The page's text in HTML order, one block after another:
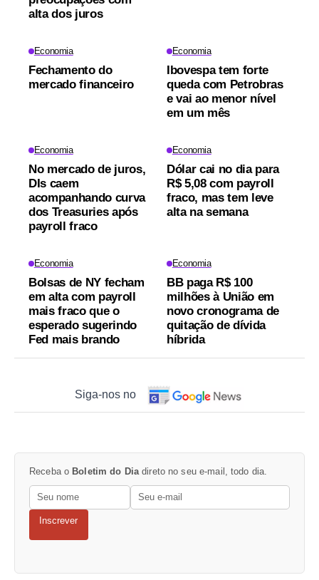
alta dos juros
Economia
Fechamento do
mercado financeiro
Economia
Ibovespa tem forte
queda com Petrobras
e vai ao menor nível
em um mês
Economia
No mercado de juros,
DIs caem
acompanhando curva
dos Treasuries após
payroll fraco
Economia
Dólar cai no dia para
R$ 5,08 com payroll
fraco, mas tem leve
alta na semana
Economia
Bolsas de NY fecham
em alta com payroll
mais fraco que o
esperado sugerindo
Fed mais brando
Economia
BB paga R$ 100
milhões à União em
novo cronograma de
quitação de dívida
híbrida
Siga-nos no
Receba o Boletim do Diadireto no seu e-mail, todo dia.
Inscrever